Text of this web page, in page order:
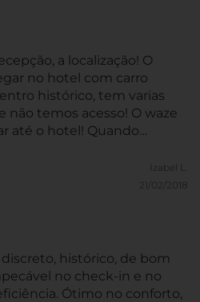
a localização! O
no hotel com carro
histórico, tem varias
não temos acesso! O waze
até o hotel! Quando
região percebemos a
Izabel L.
21/02/2018
histórico, de bom
no check-in e no
Ótimo no conforto,